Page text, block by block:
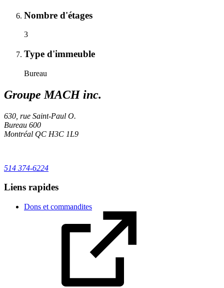
Nombre d'étages
3
Type d'immeuble
Bureau
Groupe MACH inc.
630, rue Saint-Paul O.
Bureau 600
Montréal QC H3C 1L9
514 374-6224
Liens rapides
Dons et commandites